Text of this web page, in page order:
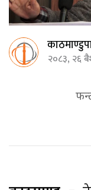
२०८३, २६